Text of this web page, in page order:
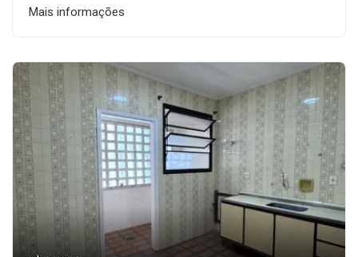
Mais informações